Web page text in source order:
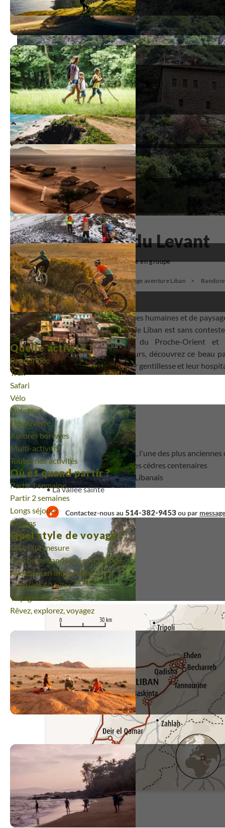
Quelle activité ?
Randonnée
Trek
Safari
Vélo
Autotour
Découverte
Aurores boréales
Multi-activités
Toutes nos activités
Où et quand partir ?
Partir 1 semaine
Partir 2 semaines
Longs séjours
Saisons
Quel style de voyage ?
Safari sur mesure
Plus belles randonnées d'Europe
Aventure en immersion
Croisière & Voiles
Voyages désert
Rêvez, explorez, voyagez
Les portes du Levant
(4) Voyage en groupe
Voyage Moyen-Orient Voyage aventure Liban
Tant d’histoires, de richesses humaines et de
A la croisée des chemins, le Liban est sans
l’histoire plurimillénaire du Proche-Orient
géographique. En neuf jours, découvrez ce beau
gagner votre cœur par leur gentillesse et leur
Les plus Terdav
La découverte de Byblos, l'une des plus anciennes
La réserve de Chouf et ses cèdres centenaires
L’accueil chaleureux des Libanais
La vallée sainte
Contactez-nous au 514-382-9453ou par message
Jour par jour